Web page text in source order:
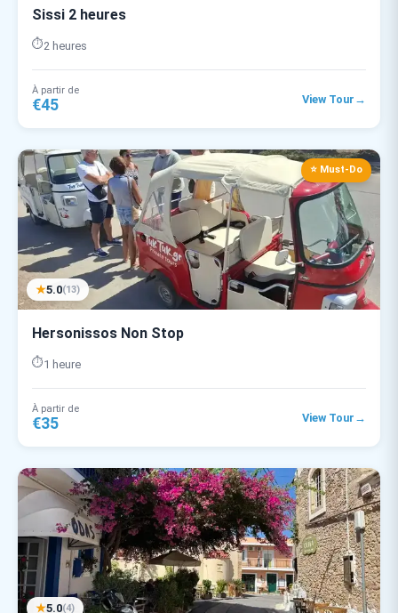
Sissi 2 heures
⏱️2 heures
À partir de
€45 View Tour →
⭐ Must-Do
★5.0(13)
Hersonissos Non Stop
⏱️1 heure
À partir de
€35 View Tour →
★5.0(4)